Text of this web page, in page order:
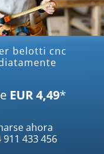
EUR 4,49*
ahora
911 433 456